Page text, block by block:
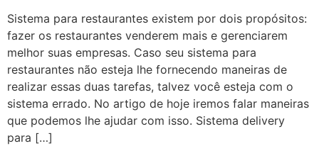
Sistema para restaurantes existem por dois propósitos:
fazer os restaurantes venderem mais e gerenciarem
melhor suas empresas. Caso seu sistema para
restaurantes não esteja lhe fornecendo maneiras de
realizar essas duas tarefas, talvez você esteja com o
sistema errado. No artigo de hoje iremos falar maneiras
que podemos lhe ajudar com isso. Sistema delivery
para […]